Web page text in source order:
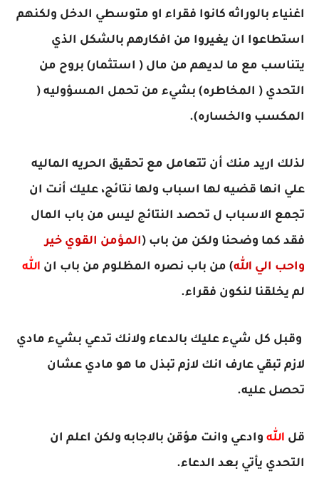
اغنياء بالوراثه كانوا فقراء او متوسطي الدخل ولكنهم
استطاعوا ان يغيروا من افكارهم بالشكل الذي
يتناسب مع ما لديهم من مال ( استثمار) بروح من
التحدي ( المخاطره) بشيء من تحمل المسؤوليه (
المكسب والخساره).
لذلك اريد منك أن تتعامل مع تحقيق الحريه الماليه
علي انها قضيه لها اسباب ولها نتائج، عليك أنت ان
تجمع الاسباب ل تحصد النتائج ليس من باب المال
فقد كما وضحنا ولكن من باب (المؤمن القوي خير
واحب الي الله) من باب نصره المظلوم من باب ان الله
لم يخلقنا لنكون فقراء.
وقبل كل شيء عليك بالدعاء ولانك تدعي بشيء مادي
لازم تبقي عارف انك لازم تبذل ما هو مادي عشان
تحصل عليه.
قل الله وادعي وانت مؤقن بالاجابه ولكن اعلم ان
التحدي يأتي بعد الدعاء.